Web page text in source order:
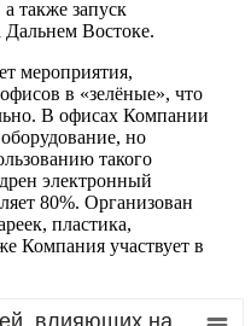
также запуск
Дальнем Востоке.
мероприятия,
в «зелёные», что
В офисах Компании
но
такого
электронный
80%. Организован
пластика,
Компания участвует в